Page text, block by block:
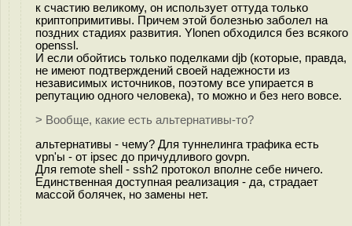
к счастию великому, он использует оттуда только
криптопримитивы. Причем этой болезнью заболел на
поздних стадиях развития. Ylonen обходился без всякого
openssl.
И если обойтись только поделками djb (которые, правда,
не имеют подтверждений своей надежности из
независимых источников, поэтому все упирается в
репутацию одного человека), то можно и без него вовсе.
> Вообще, какие есть альтернативы-то?
альтернативы - чему? Для туннелинга трафика есть
vpn'ы - от ipsec до причудливого govpn.
Для remote shell - ssh2 протокол вполне себе ничего.
Единственная доступная реализация - да, страдает
массой болячек, но замены нет.